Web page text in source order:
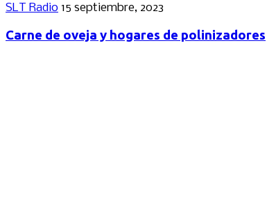
SLT Radio 15 septiembre, 2023
Carne de oveja y hogares de polinizadores